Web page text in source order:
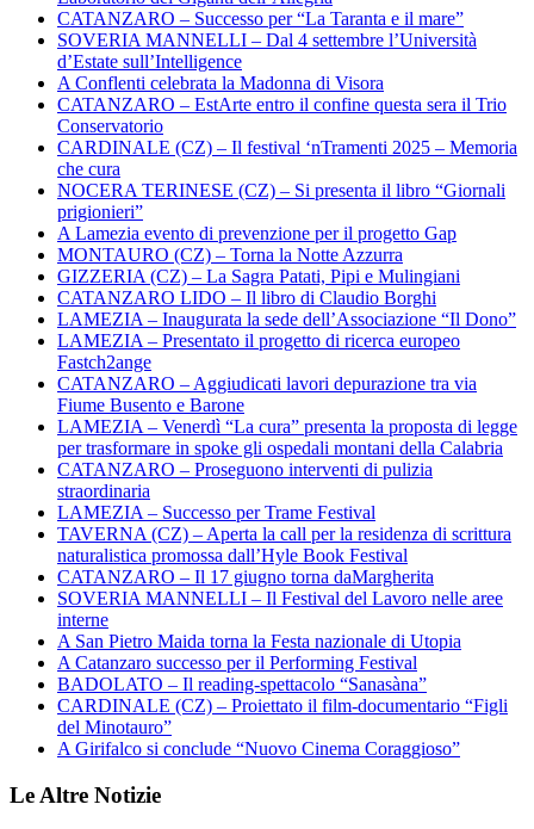
CATANZARO – Successo per “La Taranta e il mare”
SOVERIA MANNELLI – Dal 4 settembre l’Università
d’Estate sull’Intelligence
A Conflenti celebrata la Madonna di Visora
CATANZARO – EstArte entro il confine questa sera il Trio
Conservatorio
CARDINALE (CZ) – Il festival ‘nTramenti 2025 – Memoria
che cura
NOCERA TERINESE (CZ) – Si presenta il libro “Giornali
prigionieri”
A Lamezia evento di prevenzione per il progetto Gap
MONTAURO (CZ) – Torna la Notte Azzurra
GIZZERIA (CZ) – La Sagra Patati, Pipi e Mulingiani
CATANZARO LIDO – Il libro di Claudio Borghi
LAMEZIA – Inaugurata la sede dell’Associazione “Il Dono”
LAMEZIA – Presentato il progetto di ricerca europeo
Fastch2ange
CATANZARO – Aggiudicati lavori depurazione tra via
Fiume Busento e Barone
LAMEZIA – Venerdì “La cura” presenta la proposta di legge
per trasformare in spoke gli ospedali montani della Calabria
CATANZARO – Proseguono interventi di pulizia
straordinaria
LAMEZIA – Successo per Trame Festival
TAVERNA (CZ) – Aperta la call per la residenza di scrittura
naturalistica promossa dall’Hyle Book Festival
CATANZARO – Il 17 giugno torna daMargherita
SOVERIA MANNELLI – Il Festival del Lavoro nelle aree
interne
A San Pietro Maida torna la Festa nazionale di Utopia
A Catanzaro successo per il Performing Festival
BADOLATO – Il reading-spettacolo “Sanasàna”
CARDINALE (CZ) – Proiettato il film-documentario “Figli
del Minotauro”
A Girifalco si conclude “Nuovo Cinema Coraggioso”
Le Altre Notizie